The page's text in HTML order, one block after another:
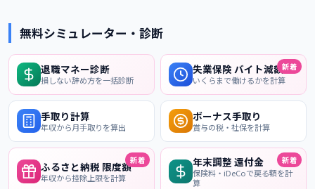
無料シミュレーター・診断
退職マネー診断
損しない辞め方を一括診断
失業保険 バイト減額
いくらまで働けるかを計算
新着
手取り計算
年収から月手取りを算出
ボーナス手取り
賞与の税・社保を計算
ふるさと納税 限度額
年収から控除上限を計算
新着 年末調整 還付金
保険料・iDeCoで戻る額を計
算
新着